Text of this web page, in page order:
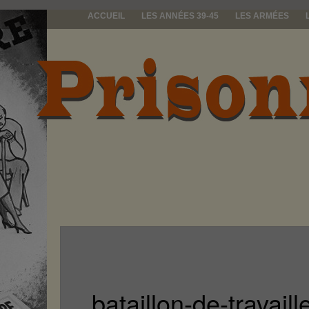
ACCUEIL LES ANNÉES 39-45 LES ARMÉES
prisonniers